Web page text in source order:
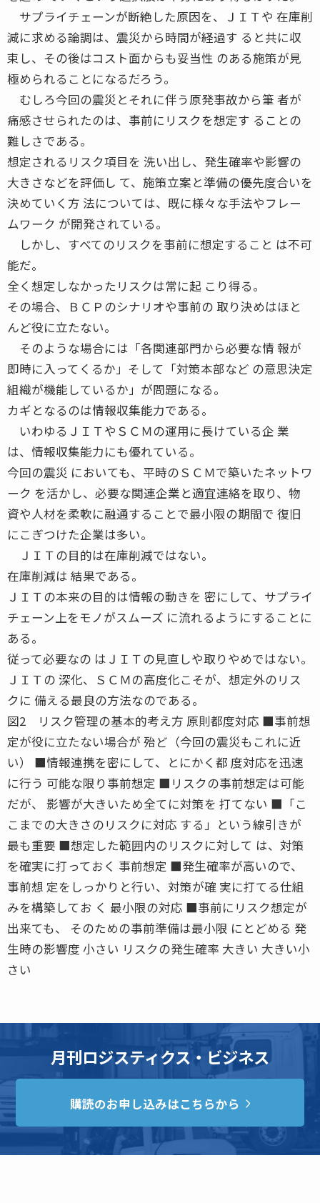
サプライチェーンが断絶した原因を、ＪＩＴや 在庫削
減に求める論調は、震災から時間が経過す ると共に収
束し、その後はコスト面からも妥当性 のある施策が見
極められることになるだろう。
むしろ今回の震災とそれに伴う原発事故から筆 者が
痛感させられたのは、事前にリスクを想定す ることの
難しさである。
想定されるリスク項目を 洗い出し、発生確率や影響の
大きさなどを評価し て、施策立案と準備の優先度合いを
決めていく方 法については、既に様々な手法やフレー
ムワーク が開発されている。
しかし、すべてのリスクを事前に想定すること は不可
能だ。
全く想定しなかったリスクは常に起 こり得る。
その場合、ＢＣＰのシナリオや事前の 取り決めはほと
んど役に立たない。
そのような場合には「各関連部門から必要な情 報が
即時に入ってくるか」そして「対策本部など の意思決定
組織が機能しているか」が問題になる。
カギとなるのは情報収集能力である。
いわゆるＪＩＴやＳＣＭの運用に長けている企 業
は、情報収集能力にも優れている。
今回の震災 においても、平時のＳＣＭで築いたネットワ
ーク を活かし、必要な関連企業と適宜連絡を取り、物
資や人材を柔軟に融通することで最小限の期間で 復旧
にこぎつけた企業は多い。
ＪＩＴの目的は在庫削減ではない。
在庫削減は 結果である。
ＪＩＴの本来の目的は情報の動きを 密にして、サプライ
チェーン上をモノがスムーズ に流れるようにすることに
ある。
従って必要なの はＪＩＴの見直しや取りやめではない。
ＪＩＴの 深化、ＳＣＭの高度化こそが、想定外のリス
クに 備える最良の方法なのである。
図2 リスク管理の基本的考え方 原則都度対応 ■事前想
定が役に立たない場合が 殆ど（今回の震災もこれに近
い） ■情報連携を密にして、とにかく都 度対応を迅速
に行う 可能な限り事前想定 ■リスクの事前想定は可能
だが、 影響が大きいため全てに対策を 打てない ■「こ
こまでの大きさのリスクに対応 する」という線引きが
最も重要 ■想定した範囲内のリスクに対して は、対策
を確実に打っておく 事前想定 ■発生確率が高いので、
事前想 定をしっかりと行い、対策が確 実に打てる仕組
みを構築してお く 最小限の対応 ■事前にリスク想定が
出来ても、 そのための事前準備は最小限 にとどめる 発
生時の影響度 小さい リスクの発生確率 大きい 大きい小
さい
月刊ロジスティクス・ビジネス
購読のお申し込みはこちらから